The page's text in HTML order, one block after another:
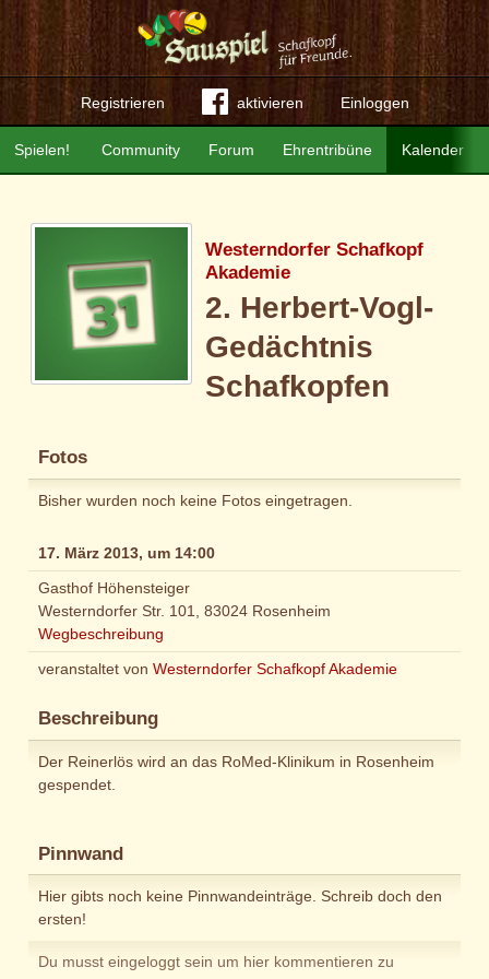
Registrieren aktivieren Einloggen
Community Forum Ehrentribüne Kalender
Spielen!
Westerndorfer Schafkopf
Akademie
2. Herbert-Vogl-
Gedächtnis
Schafkopfen
Fotos
Bisher wurden noch keine Fotos eingetragen.
17. März 2013, um 14:00
Gasthof Höhensteiger
Westerndorfer Str. 101, 83024 Rosenheim
Wegbeschreibung
veranstaltet von Westerndorfer Schafkopf Akademie
Beschreibung
Der Reinerlös wird an das RoMed-Klinikum in Rosenheim
gespendet.
Pinnwand
Hier gibts noch keine Pinnwandeinträge. Schreib doch den
ersten!
Du musst eingeloggt sein um hier kommentieren zu